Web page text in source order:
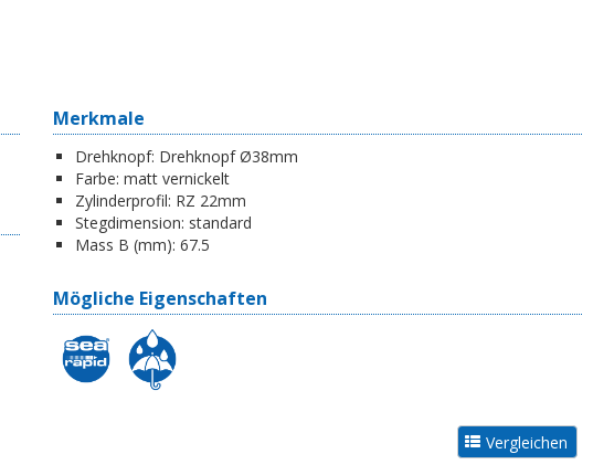
Merkmale
Drehknopf: Drehknopf Ø38mm
Farbe: matt vernickelt
Zylinderprofil: RZ 22mm
Stegdimension: standard
Mass B (mm): 67.5
Mögliche Eigenschaften